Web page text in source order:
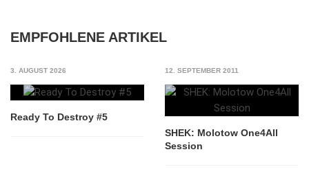
EMPFOHLENE ARTIKEL
3. AUGUST 2026
Ready To Destroy #5
12. SEPTEMBER 2011
SHEK: Molotow One4All
Session